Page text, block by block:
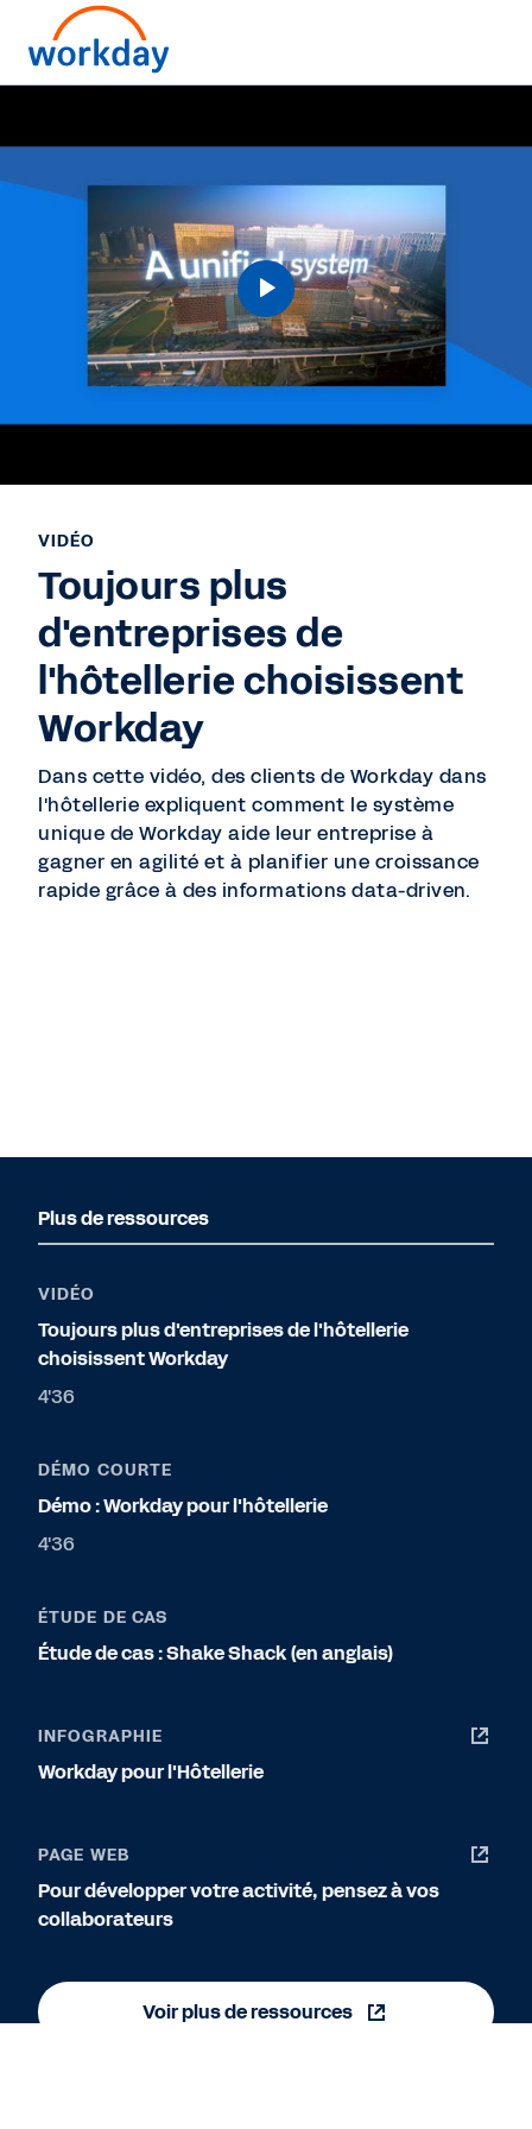
VIDÉO
Toujours plus
d'entreprises de
l'hôtellerie choisissent
Workday
Dans cette vidéo, des clients de Workday dans
l'hôtellerie expliquent comment le système
unique de Workday aide leur entreprise à
gagner en agilité et à planifier une croissance
rapide grâce à des informations data-driven.
Plus de ressources
VIDÉO
Toujours plus d'entreprises de l'hôtellerie
choisissent Workday
4'36
DÉMO COURTE
Démo : Workday pour l'hôtellerie
4'36
ÉTUDE DE CAS
Étude de cas : Shake Shack (en anglais)
INFOGRAPHIE
Workday pour l'Hôtellerie
PAGE WEB
Pour développer votre activité, pensez à vos
collaborateurs
Voir plus de ressources